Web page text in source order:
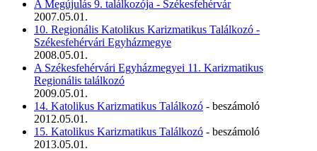
A Megújulás 9. találkozója - Székesfehérvár
2007.05.01.
10. Regionális Katolikus Karizmatikus Találkozó -
Székesfehérvári Egyházmegye
2008.05.01.
A Székesfehérvári Egyházmegyei 11. Karizmatikus
Regionális találkozó
2009.05.01.
14. Katolikus Karizmatikus Találkozó - beszámoló
2012.05.01.
15. Katolikus Karizmatikus Találkozó - beszámoló
2013.05.01.